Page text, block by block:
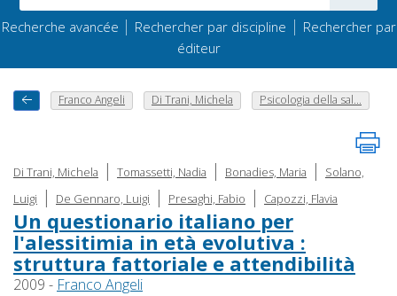
Recherche avancée | Rechercher par discipline | Rechercher par
éditeur
Franco Angeli Di Trani, Michela Psicologia della sal...
Di Trani, Michela | Tomassetti, Nadia | Bonadies, Maria |
Solano,
Luigi
| De Gennaro, Luigi | Presaghi, Fabio | Capozzi, Flavia
Un questionario italiano per
l'alessitimia in età evolutiva :
struttura fattoriale e attendibilità
2009 - Franco Angeli